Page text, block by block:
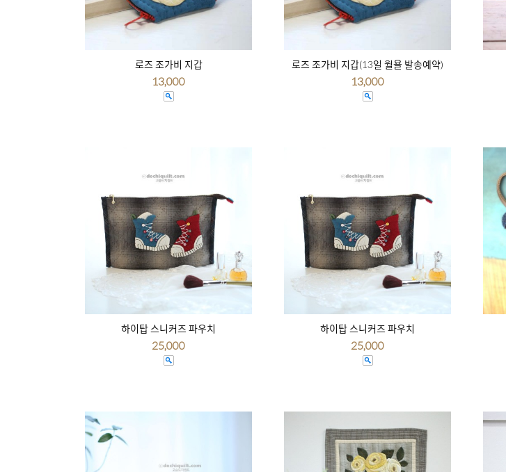
로즈 조가비 지갑
13,000
로즈 조가비 지갑(13일 월욜 발송예약)
13,000
하이탑 스니커즈 파우치
25,000
하이탑 스니커즈 파우치
25,000